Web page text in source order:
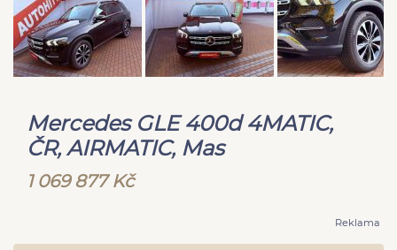
Mercedes GLE 400d 4MATIC,
ČR, AIRMATIC, Mas
1 069 877 Kč
Reklama